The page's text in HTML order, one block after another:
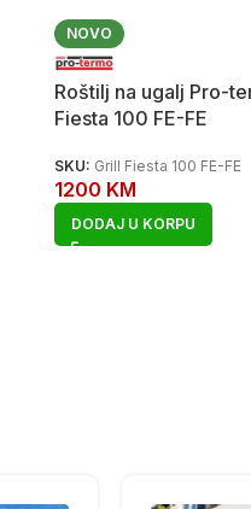
NOVO
Roštilj na ugalj Pro-
Fiesta 100 FE-FE
SKU: Grill Fiesta 100 FE-FE
1200 KM
DODAJ U KORPU